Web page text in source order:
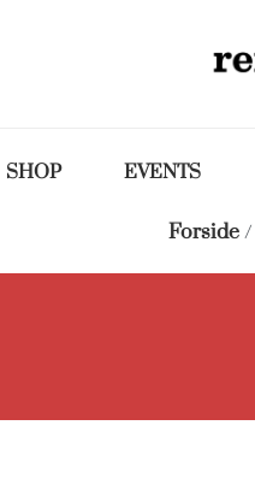
SHOP EVENTS
Forside/